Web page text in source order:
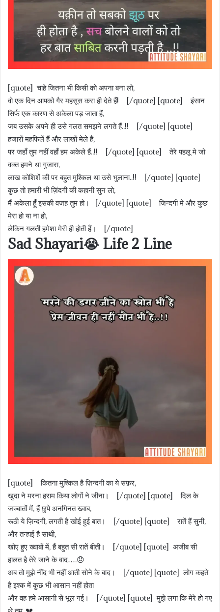
[quote] चाहे जितना भी किसी को अपना बना लो,
वो एक दिन आपको गैर महसूस करा ही देते हैं! [/quote] [quote] इंसान
सिर्फ एक कारण से अकेला पड़ जाता हैं,
जब उसके अपने ही उसे गलत समझने लगते हैं..!! [/quote] [quote]
हजारों महफिलें हैं और लाखों मेले हैं,
पर जहाँ तुम नहीं वहाँ हम अकेले हैं..!! [/quote] [quote] तेरे पहलू मे जो
वक्त हमने था गुजारा,
लाख कोशिशें की पर बहुत मुश्किल था उसे भुलाना..!! [/quote] [quote]
कुछ तो हमारी भी ज़िंदगी की कहानी सुन लो,
मैं अकेला हूँ इसकी वजह तुम हो। [/quote] [quote] जिन्दगी मे और कुछ
मेरा हो या ना हो,
लेकिन गलती हमेशा मेरी ही होती हैं। [/quote]
Sad Shayari😭 Life 2 Line
[quote] कितना मुश्किल है ज़िन्दगी का ये सफ़र,
खुदा ने मरना हराम किया लोगों ने जीना। [/quote] [quote] दिल के
जज्बातों में, हैं छुपे अनगिनत ख्वाब,
रूठी ये ज़िन्दगी, लगती है खोई हुई बात। [/quote] [quote] रातें हैं सुनी,
और तन्हाई है साथी,
खोए हुए ख्वाबों में, हैं बहुत सी रातें बीती। [/quote] [quote] अजीब सी
हालत है तेरे जाने के बाद….😞
अब तो मुझे नींद भी नहीं आती सोने के बाद। [/quote] [quote] लोग कहते
है इश्क में कुछ भी आसान नहीं होता
और वह हमे आसानी से भूल गई। [/quote] [quote] मुझे लगा कि मेरे हो गए